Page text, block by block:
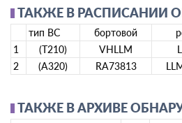
ТАКЖЕ В РАСПИСАНИИ
тип ВС бортовой
1
(T210) VHLLM
2
(A320) RA73813
ТАКЖЕ В АРХИВЕ